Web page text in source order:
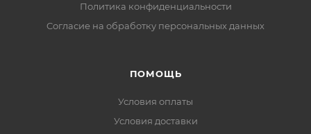
Политика конфиденциальности
Cогласие на обработку персональных данных
ПОМОЩЬ
Условия оплаты
Условия доставки